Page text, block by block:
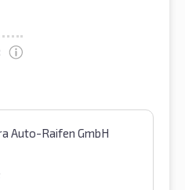
Auto-Raifen GmbH